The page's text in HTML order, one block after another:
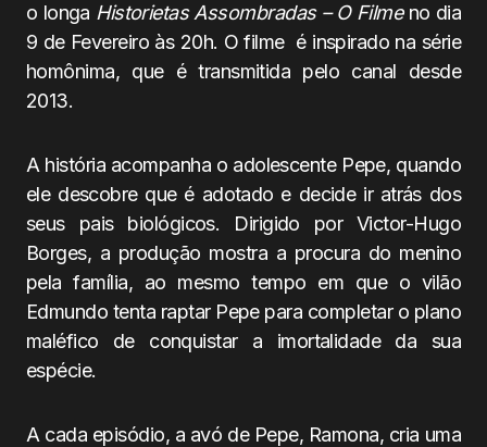
o longa Historietas Assombradas – O Filme no dia
9 de Fevereiro às 20h. O filme é inspirado na série
homônima, que é transmitida pelo canal desde
2013.
A história acompanha o adolescente Pepe, quando
ele descobre que é adotado e decide ir atrás dos
seus pais biológicos. Dirigido por Victor-Hugo
Borges, a produção mostra a procura do menino
pela família, ao mesmo tempo em que o vilão
Edmundo tenta raptar Pepe para completar o plano
maléfico de conquistar a imortalidade da sua
espécie.
A cada episódio, a avó de Pepe, Ramona, cria uma